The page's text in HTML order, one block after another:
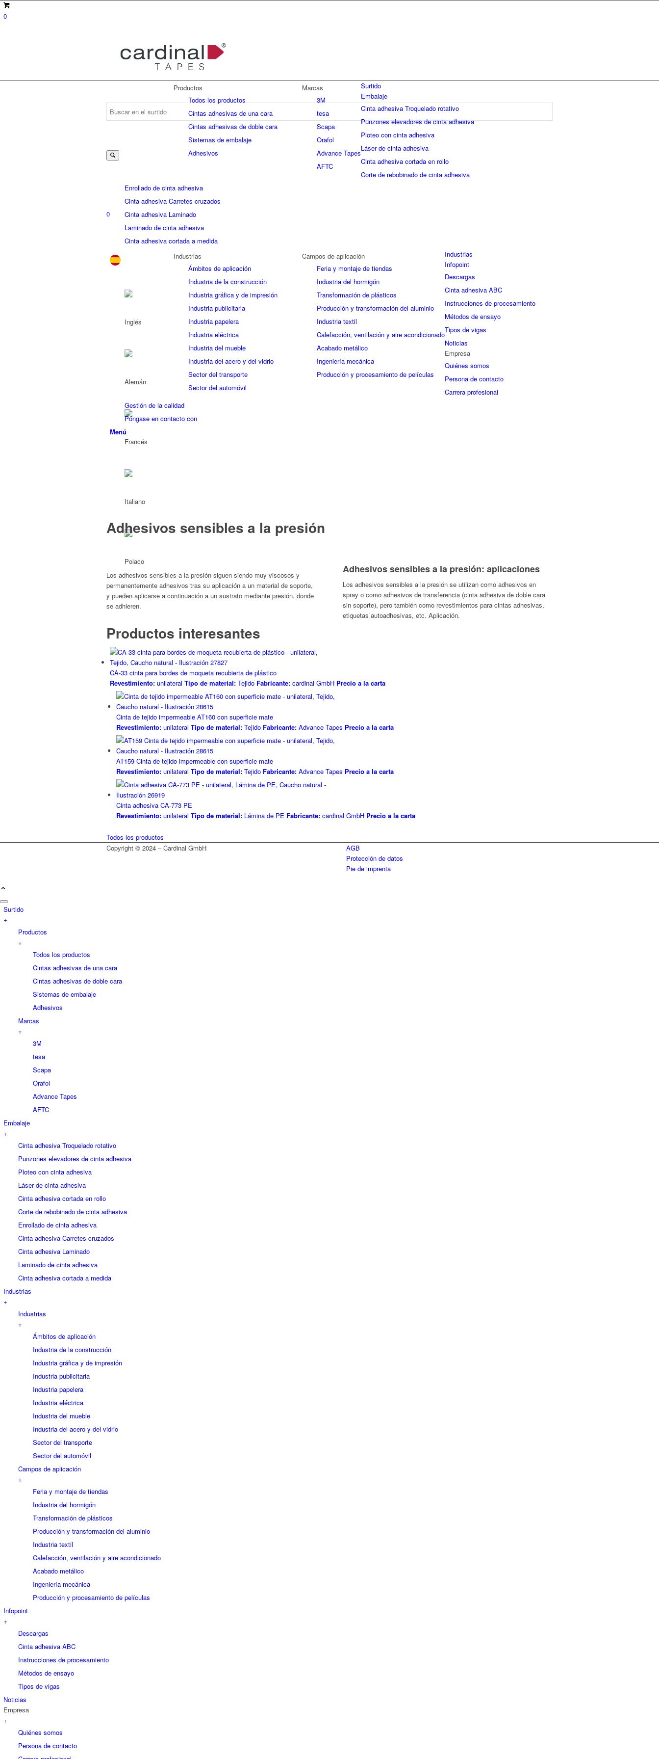
0
0
Surtido
Productos
Todos los productos
Cintas adhesivas de una cara
Cintas adhesivas de doble cara
Sistemas de embalaje
Adhesivos
Marcas
3M
tesa
Scapa
Orafol
Advance Tapes
AFTC
Embalaje
Cinta adhesiva Troquelado rotativo
Punzones elevadores de cinta adhesiva
Ploteo con cinta adhesiva
Láser de cinta adhesiva
Cinta adhesiva cortada en rollo
Corte de rebobinado de cinta adhesiva
Enrollado de cinta adhesiva
Cinta adhesiva Carretes cruzados
Cinta adhesiva Laminado
Laminado de cinta adhesiva
Cinta adhesiva cortada a medida
Industrias
Industrias
Ámbitos de aplicación
Industria de la construcción
Industria gráfica y de impresión
Industria publicitaria
Industria papelera
Industria eléctrica
Industria del mueble
Industria del acero y del vidrio
Sector del transporte
Sector del automóvil
Campos de aplicación
Feria y montaje de tiendas
Industria del hormigón
Transformación de plásticos
Producción y transformación del aluminio
Industria textil
Calefacción, ventilación y aire acondicionado
Acabado metálico
Ingeniería mecánica
Producción y procesamiento de películas
Infopoint
Descargas
Cinta adhesiva ABC
Instrucciones de procesamiento
Métodos de ensayo
Tipos de vigas
Noticias
Empresa
Quiénes somos
Persona de contacto
Carrera profesional
Gestión de la calidad
Póngase en contacto con
Menú
Adhesivos sensibles a la presión
Los adhesivos sensibles a la presión siguen siendo muy viscosos y
permanentemente adhesivos tras su aplicación a un material de soporte,
y pueden aplicarse a continuación a un sustrato mediante presión, donde
se adhieren.
Adhesivos sensibles a la presión: aplicaciones
Los adhesivos sensibles a la presión se utilizan como adhesivos en
spray o como adhesivos de transferencia (cinta adhesiva de doble cara
sin soporte), pero también como revestimientos para cintas adhesivas,
etiquetas autoadhesivas, etc. Aplicación.
Productos interesantes
CA-33 cinta para bordes de moqueta recubierta de plástico
Revestimiento: unilateral Tipo de material: Tejido Fabricante: cardinal GmbH Precio a la carta
Cinta de tejido impermeable AT160 con superficie mate
Revestimiento: unilateral Tipo de material: Tejido Fabricante: Advance Tapes Precio a la carta
AT159 Cinta de tejido impermeable con superficie mate
Revestimiento: unilateral Tipo de material: Tejido Fabricante: Advance Tapes Precio a la carta
Cinta adhesiva CA-773 PE
Revestimiento: unilateral Tipo de material: Lámina de PE Fabricante: cardinal GmbH Precio a la carta
Todos los productos
Copyright © 2024 – Cardinal GmbH
AGB
Protección de datos
Pie de imprenta
Surtido
+
Productos
+
Todos los productos
Cintas adhesivas de una cara
Cintas adhesivas de doble cara
Sistemas de embalaje
Adhesivos
Marcas
+
3M
tesa
Scapa
Orafol
Advance Tapes
AFTC
Embalaje
+
Cinta adhesiva Troquelado rotativo
Punzones elevadores de cinta adhesiva
Ploteo con cinta adhesiva
Láser de cinta adhesiva
Cinta adhesiva cortada en rollo
Corte de rebobinado de cinta adhesiva
Enrollado de cinta adhesiva
Cinta adhesiva Carretes cruzados
Cinta adhesiva Laminado
Laminado de cinta adhesiva
Cinta adhesiva cortada a medida
Industrias
+
Industrias
+
Ámbitos de aplicación
Industria de la construcción
Industria gráfica y de impresión
Industria publicitaria
Industria papelera
Industria eléctrica
Industria del mueble
Industria del acero y del vidrio
Sector del transporte
Sector del automóvil
Campos de aplicación
+
Feria y montaje de tiendas
Industria del hormigón
Transformación de plásticos
Producción y transformación del aluminio
Industria textil
Calefacción, ventilación y aire acondicionado
Acabado metálico
Ingeniería mecánica
Producción y procesamiento de películas
Infopoint
+
Descargas
Cinta adhesiva ABC
Instrucciones de procesamiento
Métodos de ensayo
Tipos de vigas
Noticias
Empresa
+
Quiénes somos
Persona de contacto